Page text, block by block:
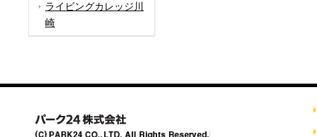
ライビングカレッジ川
崎